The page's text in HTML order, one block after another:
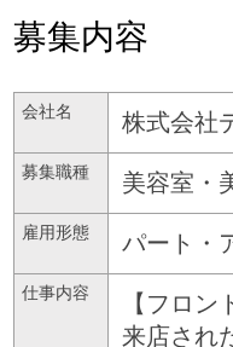
募集内容
会社名 株式会社
募集職種 美容室・
雇用形態 パート・
仕事内容
【フロン
来店され